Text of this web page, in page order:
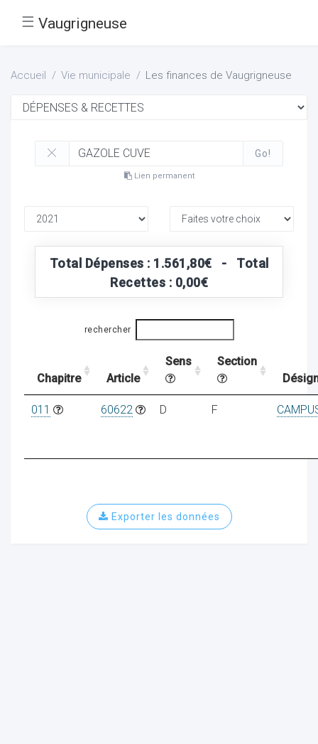
☰ Vaugrigneuse
Accueil Vie municipale Les finances de Vaugrigneuse
Go!
Lien permanent
Total Dépenses : 1.561,80€ - Total
Recettes : 0,00€
rechercher
Chapitre Article
Sens
Section
011 60622 D F
Exporter les données